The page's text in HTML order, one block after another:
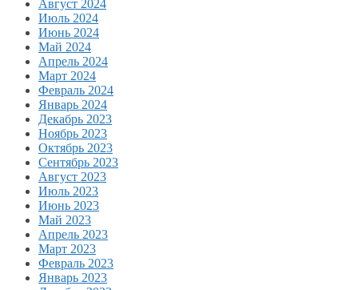
Август 2024
Июль 2024
Июнь 2024
Май 2024
Апрель 2024
Март 2024
Февраль 2024
Январь 2024
Декабрь 2023
Ноябрь 2023
Октябрь 2023
Сентябрь 2023
Август 2023
Июль 2023
Июнь 2023
Май 2023
Апрель 2023
Март 2023
Февраль 2023
Январь 2023